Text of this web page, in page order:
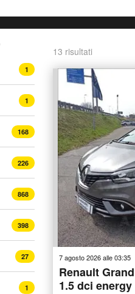
1
1
168
226
868
398
27
1
13 risultati
7 agosto 2026 alle 03:35
Renault
1.5 dci